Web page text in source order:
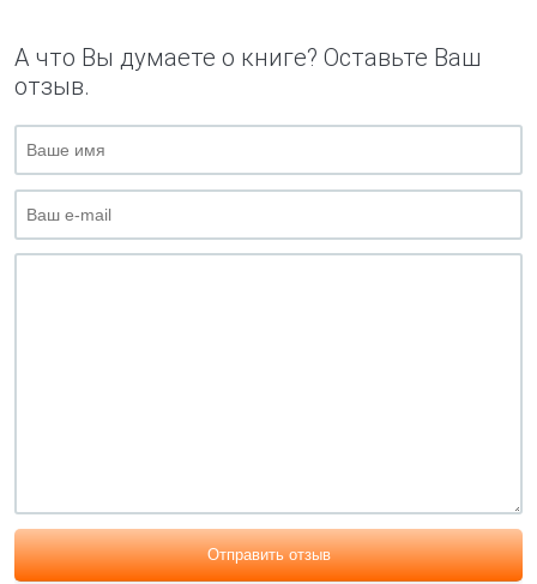
А что Вы думаете о книге? Оставьте Ваш
отзыв.
Отправить отзыв